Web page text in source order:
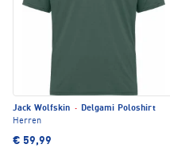
Jack Wolfskin · Delgami Poloshirt
Herren
€ 59,99